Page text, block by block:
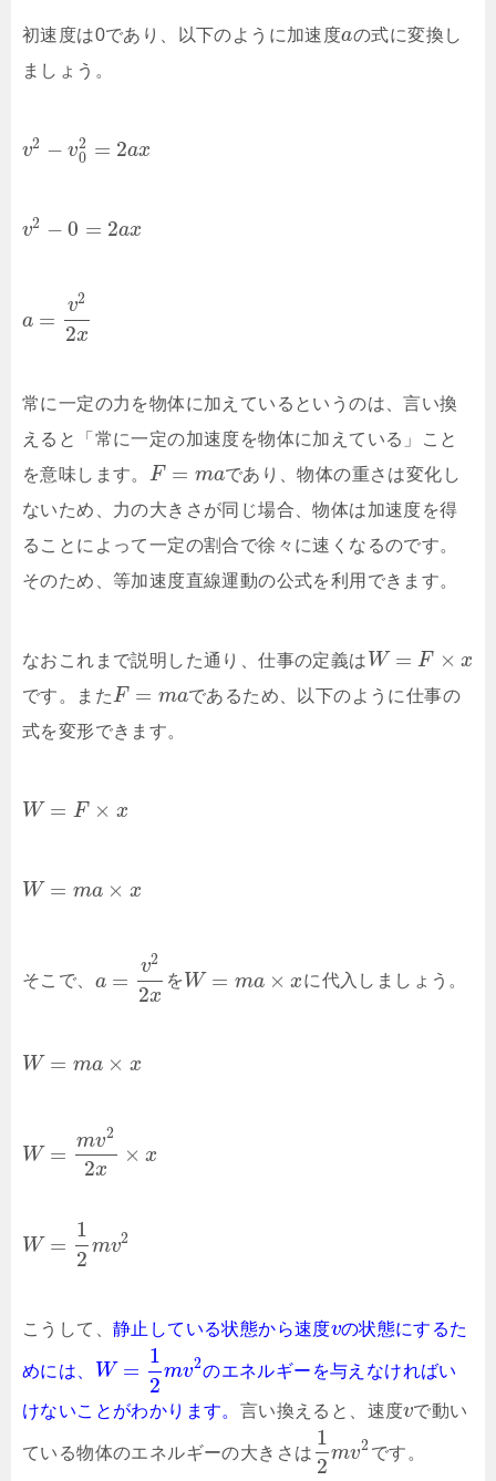
初速度は0であり、以下のように加速度aの式に変換し
ましょう。
v2 − v2
0 = 2ax
v2 − 0 = 2ax
a =
v2
2x
常に一定の力を物体に加えているというのは、言い換
えると「常に一定の加速度を物体に加えている」こと
を意味します。 F = maであり、物体の重さは変化し
ないため、力の大きさが同じ場合、物体は加速度を得
ることによって一定の割合で徐々に速くなるのです。
そのため、等加速度直線運動の公式を利用できます。
なおこれまで説明した通り、仕事の定義は W = F × x
です。またF = maであるため、以下のように仕事の
式を変形できます。
W = F × x
W = ma × x
そこで、 a =
v2
2x
をW = ma × xに代入しましょう。
W = ma × x
W =
mv2
2x
× x
W =
1
2
mv2
こうして、 静止している状態から速度vの状態にするた
めには、 W =
1
2
mv2のエネルギーを与えなければい
けないことがわかります。 言い換えると、速度vで動い
ている物体のエネルギーの大きさは
1
2
mv2 です。